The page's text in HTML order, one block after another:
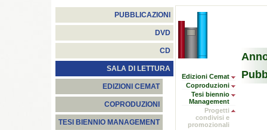
PUBBLICAZIONI
DVD
CD
SALA DI LETTURA
EDIZIONI CEMAT
COPRODUZIONI
TESI BIENNIO MANAGEMENT
Edizioni Cemat
Coproduzioni
Tesi biennio
Management
Progetti
condivisi e
promozionali